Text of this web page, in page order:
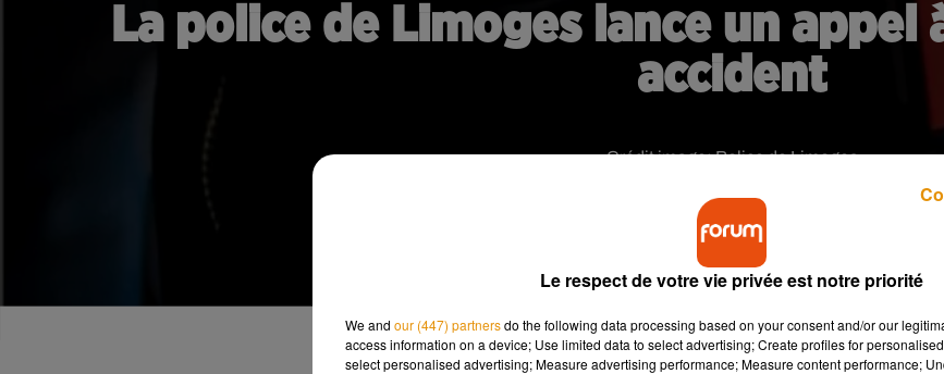
La police de Limoges lance un appel
accident
Crédit image:Police de Limoges
Le respect de votre vie privée est notre priorité
We and our (447) partnersdo the following data processing based on your consent and/or our
access information on a device; Use limited data to select advertising; Create profiles for
select personalised advertising; Measure advertising performance; Measure content performance;